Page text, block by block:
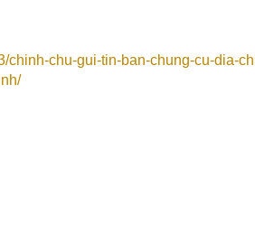
chinh-chu-gui-tin-ban-chung-cu-dia-